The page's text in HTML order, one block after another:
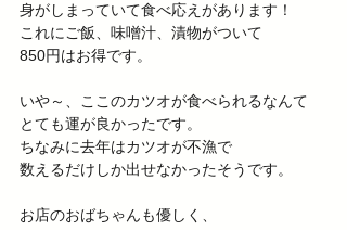
身がしまっていて食べ応えがあります！
これにご飯、味噌汁、漬物がついて
850円はお得です。
いや～、ここのカツオが食べられるなんて
とても運が良かったです。
ちなみに去年はカツオが不漁で
数えるだけしか出せなかったそうです。
お店のおばちゃんも優しく、